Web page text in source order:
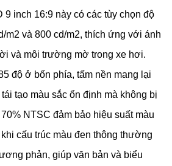
9 inch 16:9 này có các tùy chọn độ
m2 và 800 cd/m2, thích ứng với ánh
và môi trường mờ trong xe hơi.
độ ở bốn phía, tấm nền mang lại
tạo màu sắc ổn định mà không bị
NTSC đảm bảo hiệu suất màu
cấu trúc màu đen thông thường
phản, giúp văn bản và biểu